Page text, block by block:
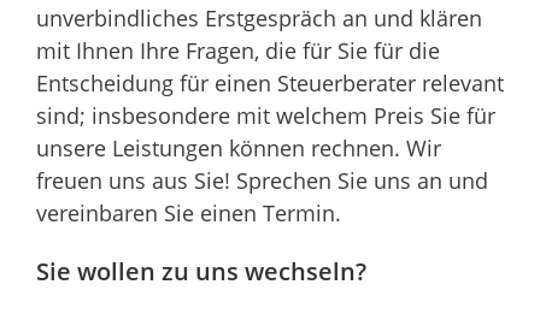
unverbindliches Erstgespräch an und klären
mit Ihnen Ihre Fragen, die für Sie für die
Entscheidung für einen Steuerberater relevant
sind; insbesondere mit welchem Preis Sie für
unsere Leistungen können rechnen. Wir
freuen uns aus Sie! Sprechen Sie uns an und
vereinbaren Sie einen Termin.
Sie wollen zu uns wechseln?